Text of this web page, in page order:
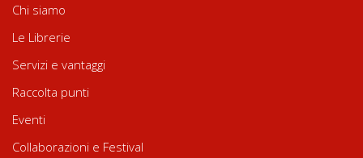
Chi siamo
Le Librerie
Servizi e vantaggi
Raccolta punti
Eventi
Collaborazioni e Festival